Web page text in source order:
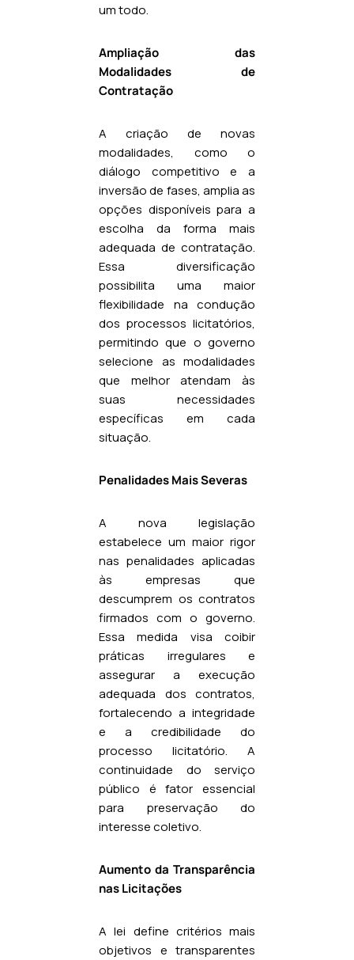
um todo.
Ampliação das
Modalidades de
Contratação
A criação de novas
modalidades, como o
diálogo competitivo e a
inversão de fases, amplia as
opções disponíveis para a
escolha da forma mais
adequada de contratação.
Essa diversificação
possibilita uma maior
flexibilidade na condução
dos processos licitatórios,
permitindo que o governo
selecione as modalidades
que melhor atendam às
suas necessidades
específicas em cada
situação.
Penalidades Mais Severas
A nova legislação
estabelece um maior rigor
nas penalidades aplicadas
às empresas que
descumprem os contratos
firmados com o governo.
Essa medida visa coibir
práticas irregulares e
assegurar a execução
adequada dos contratos,
fortalecendo a integridade
e a credibilidade do
processo licitatório. A
continuidade do serviço
público é fator essencial
para preservação do
interesse coletivo.
Aumento da Transparência
nas Licitações
A lei define critérios mais
objetivos e transparentes